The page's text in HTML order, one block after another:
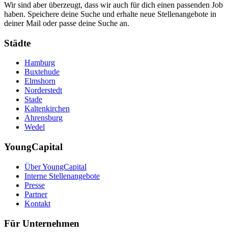
Wir sind aber überzeugt, dass wir auch für dich einen passenden Job
haben. Speichere deine Suche und erhalte neue Stellenangebote in
deiner Mail oder passe deine Suche an.
Städte
Hamburg
Buxtehude
Elmshorn
Norderstedt
Stade
Kaltenkirchen
Ahrensburg
Wedel
YoungCapital
Über YoungCapital
Interne Stellenangebote
Presse
Partner
Kontakt
Für Unternehmen